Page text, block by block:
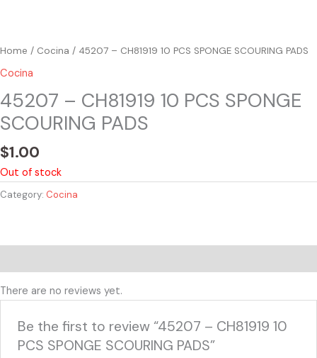
Home / Cocina / 45207 – CH81919 10 PCS SPONGE SCOURING PADS
Cocina
45207 – CH81919 10 PCS SPONGE
SCOURING PADS
$1.00
Out of stock
Category: Cocina
There are no reviews yet.
Be the first to review “45207 – CH81919 10
PCS SPONGE SCOURING PADS”